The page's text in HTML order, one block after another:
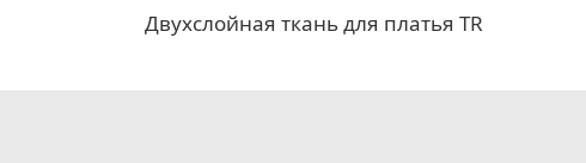
Двухслойная ткань для платья TR